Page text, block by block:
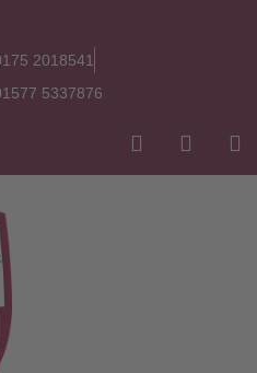
2018541
5337876